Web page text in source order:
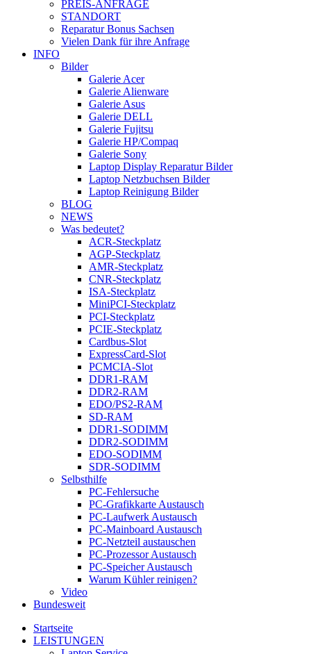
PREIS-ANFRAGE
STANDORT
Reparatur Bonus Sachsen
Vielen Dank für ihre Anfrage
INFO
Bilder
Galerie Acer
Galerie Alienware
Galerie Asus
Galerie DELL
Galerie Fujitsu
Galerie HP/Compaq
Galerie Sony
Laptop Display Reparatur Bilder
Laptop Netzbuchsen Bilder
Laptop Reinigung Bilder
BLOG
NEWS
Was bedeutet?
ACR-Steckplatz
AGP-Steckplatz
AMR-Steckplatz
CNR-Steckplatz
ISA-Steckplatz
MiniPCI-Steckplatz
PCI-Steckplatz
PCIE-Steckplatz
Cardbus-Slot
ExpressCard-Slot
PCMCIA-Slot
DDR1-RAM
DDR2-RAM
EDO/PS2-RAM
SD-RAM
DDR1-SODIMM
DDR2-SODIMM
EDO-SODIMM
SDR-SODIMM
Selbsthilfe
PC-Fehlersuche
PC-Grafikkarte Austausch
PC-Laufwerk Austausch
PC-Mainboard Austausch
PC-Netzteil austauschen
PC-Prozessor Austausch
PC-Speicher Austausch
Warum Kühler reinigen?
Video
Bundesweit
Startseite
LEISTUNGEN